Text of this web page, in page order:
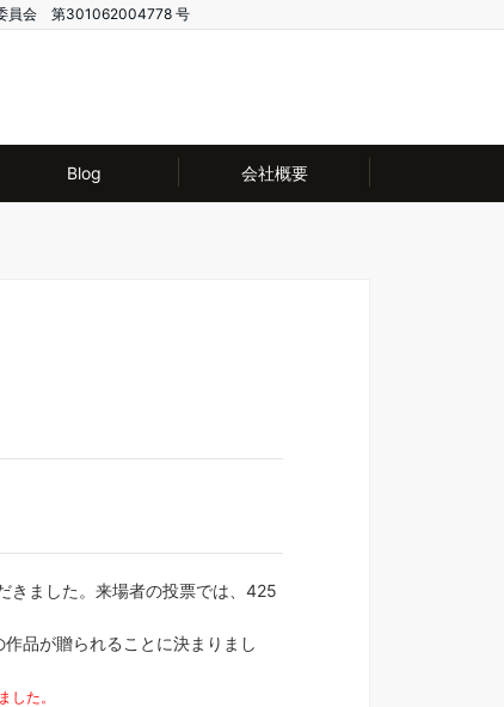
委員会 第301062004778 号
Blog 会社概要
きました。来場者の投票では、425
品が贈られることに決まりまし
た。